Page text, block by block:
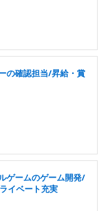
の確認担当/昇給・賞
ゲームのゲーム開発/
イベート充実